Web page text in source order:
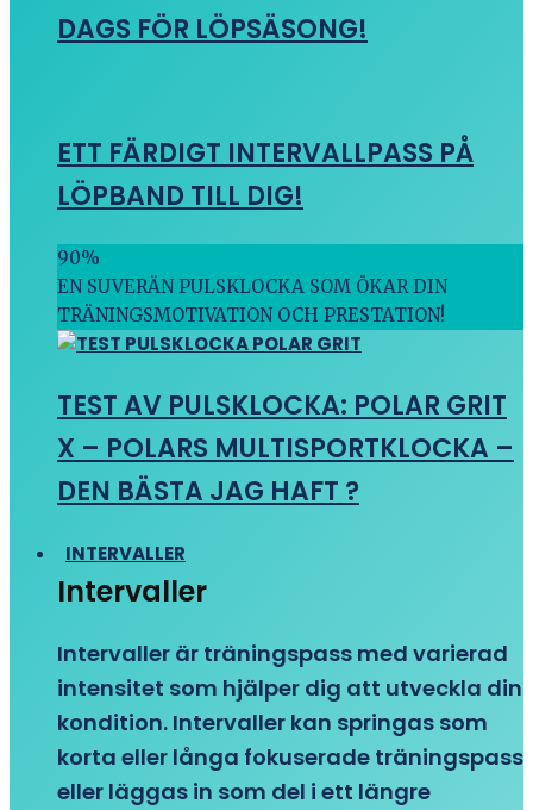
DAGS FÖR LÖPSÄSONG!
ETT FÄRDIGT INTERVALLPASS PÅ
LÖPBAND TILL DIG!
90%
EN SUVERÄN PULSKLOCKA SOM ÖKAR DIN
TRÄNINGSMOTIVATION OCH PRESTATION!
TEST AV PULSKLOCKA: POLAR GRIT
X – POLARS MULTISPORTKLOCKA –
DEN BÄSTA JAG HAFT ?
INTERVALLER
Intervaller
Intervaller är träningspass med varierad
intensitet som hjälper dig att utveckla din
kondition. Intervaller kan springas som
korta eller långa fokuserade träningspass
eller läggas in som del i ett längre